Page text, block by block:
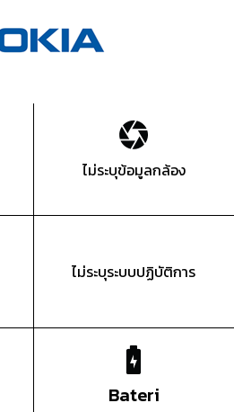
ไม่ระบุข้อมูลกล้อง
ไม่ระบุระบบปฏิบัติการ
Bateri